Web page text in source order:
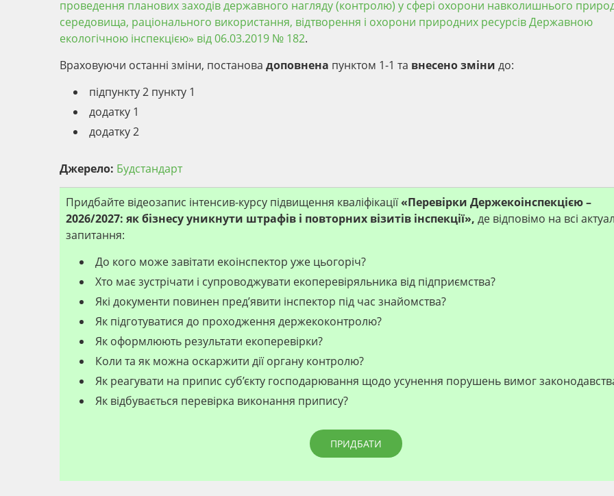
проведення планових заходів державного нагляду (контролю) у сфері охорони навколишнього
середовища, раціонального використання, відтворення і охорони природних ресурсів Державною
екологічною інспекцією» від 06.03.2019 № 182.
Враховуючи останні зміни, постанова доповнена пунктом 1-1 та внесено зміни до:
підпункту 2 пункту 1
додаткy 1
додатку 2
Джерело: Будстандарт
Придбайте відеозапис інтенсив-курсу підвищення кваліфікації«Перевірки Держекоінспекцією –
2026/2027: як бізнесу уникнути штрафів і повторних візитів інспекції», де відповімо на всі
запитання:
До кого може завітати екоінспектор уже цьогоріч?
Хто має зустрічати і супроводжувати екоперевіряльника від підприємства?
Які документи повинен пред’явити інспектор під час знайомства?
Як підготуватися до проходження держекоконтролю?
Як оформлюють результати екоперевірки?
Коли та як можна оскаржити дії органу контролю?
Як реагувати на припис суб’єкту господарювання щодо усунення порушень вимог
Як відбувається перевірка виконання припису?
ПРИДБАТИ